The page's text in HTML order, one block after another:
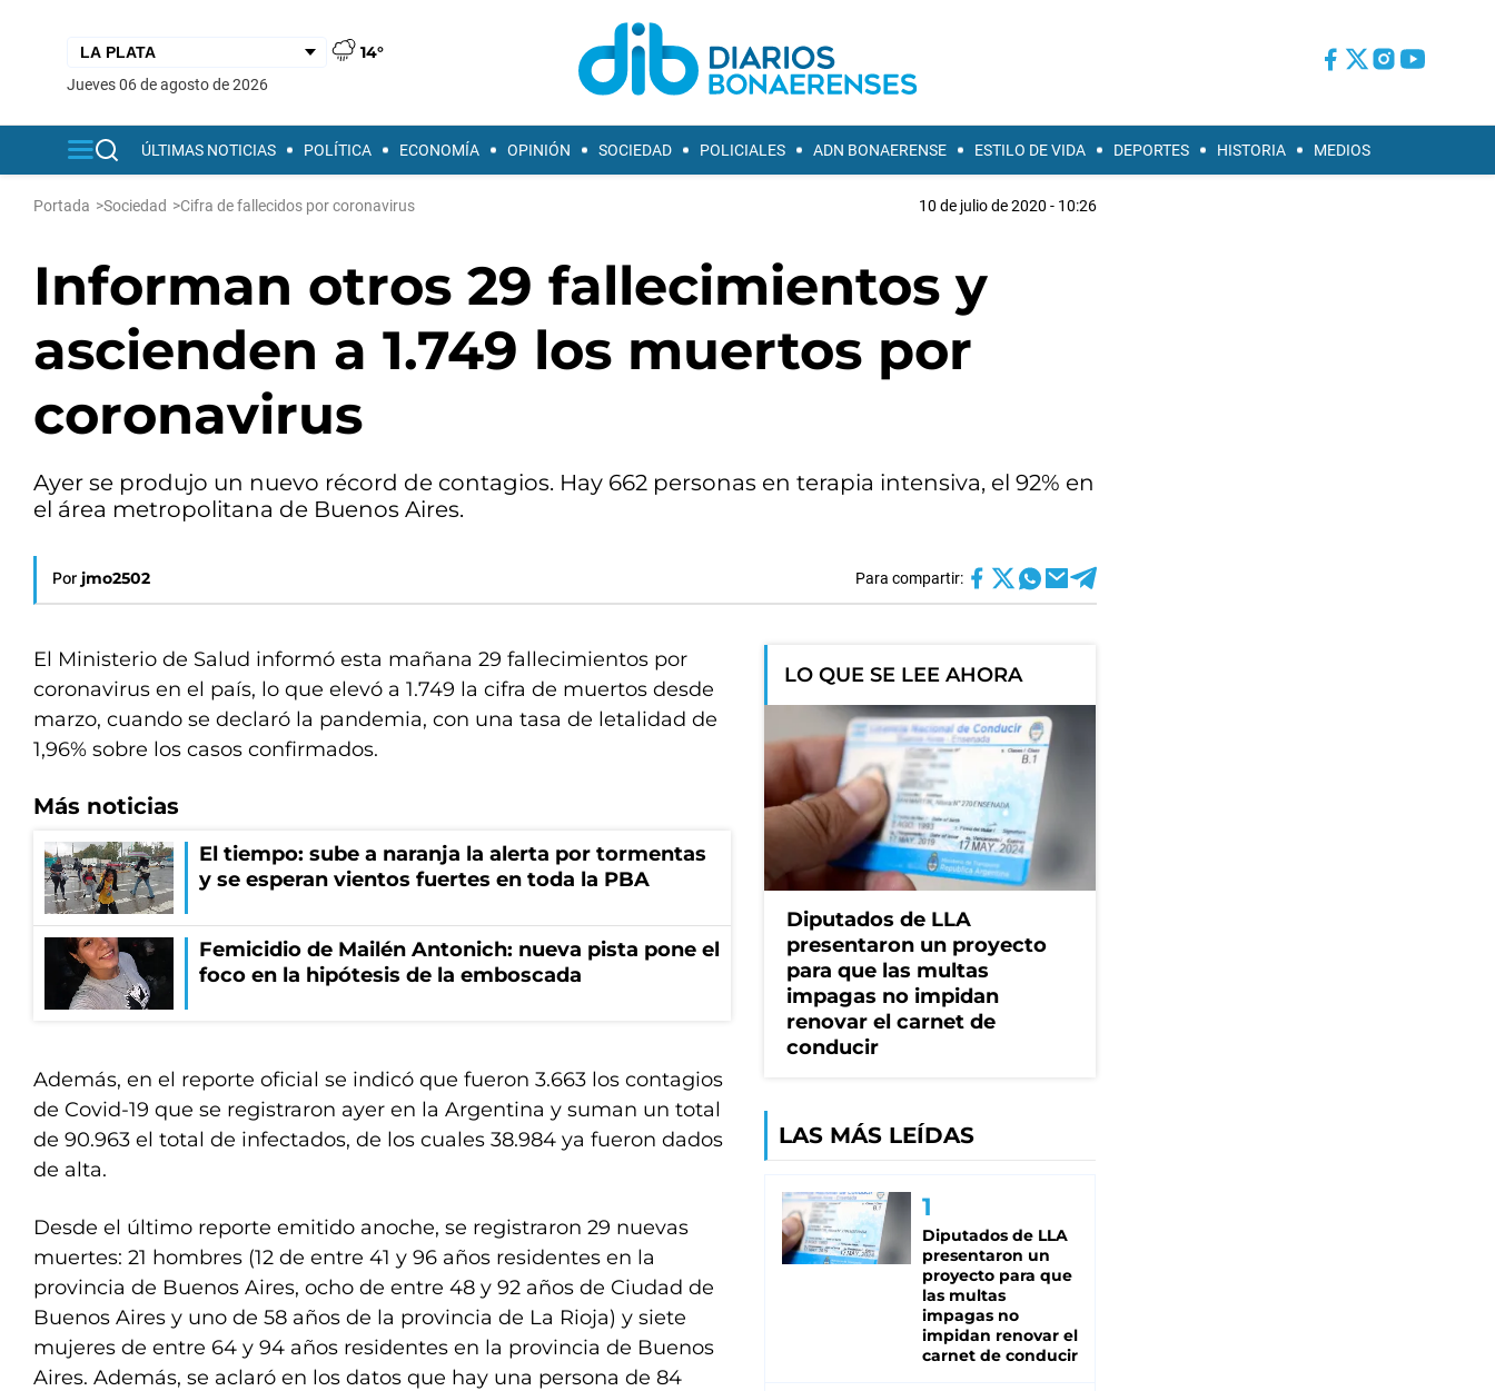
14°
jueves 06 de agosto de 2026
ÚLTIMAS NOTICIAS POLÍTICA ECONOMÍA OPINIÓN SOCIEDAD POLICIALES ADN BONAERENSE ESTILO DE VIDA DEPORTES HISTORIA MEDIOS
Portada >Sociedad >Cifra de fallecidos por coronavirus 10 de julio de 2020 - 10:26
Informan otros 29 fallecimientos y
ascienden a 1.749 los muertos por
coronavirus
Ayer se produjo un nuevo récord de contagios. Hay 662 personas en terapia intensiva, el 92% en
el área metropolitana de Buenos Aires.
Por jmo2502 Para compartir:
El Ministerio de Salud informó esta mañana 29 fallecimientos por
coronavirus en el país, lo que elevó a 1.749 la cifra de muertos desde
marzo, cuando se declaró la pandemia, con una tasa de letalidad de
1,96% sobre los casos confirmados.
Más noticias
El tiempo: sube a naranja la alerta por tormentas
y se esperan vientos fuertes en toda la PBA
Femicidio de Mailén Antonich: nueva pista pone el
foco en la hipótesis de la emboscada
Además, en el reporte oficial se indicó que fueron 3.663 los contagios
de Covid-19 que se registraron ayer en la Argentina y suman un total
de 90.963 el total de infectados, de los cuales 38.984 ya fueron dados
de alta.
Desde el último reporte emitido anoche, se registraron 29 nuevas
muertes: 21 hombres (12 de entre 41 y 96 años residentes en la
provincia de Buenos Aires, ocho de entre 48 y 92 años de Ciudad de
Buenos Aires y uno de 58 años de la provincia de La Rioja) y siete
mujeres de entre 64 y 94 años residentes en la provincia de Buenos
Aires. Además, se aclaró en los datos que hay una persona de 84
LO QUE SE LEE AHORA
Diputados de LLA
presentaron un proyecto
para que las multas
impagas no impidan
renovar el carnet de
conducir
LAS MÁS LEÍDAS
Diputados de LLA
presentaron un
proyecto para que
las multas
impagas no
impidan renovar el
carnet de conducir